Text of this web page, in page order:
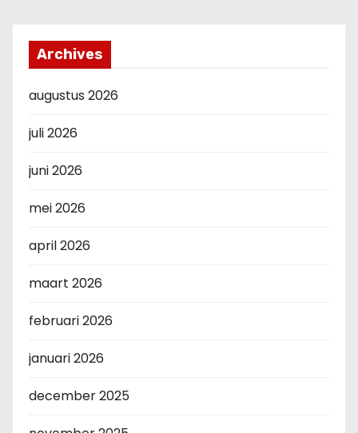
Archives
augustus 2026
juli 2026
juni 2026
mei 2026
april 2026
maart 2026
februari 2026
januari 2026
december 2025